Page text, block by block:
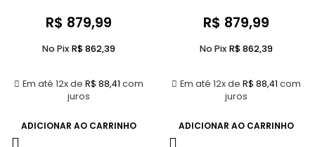
R$ 879,99
Em até 12x de R$ 88,41 com
juros
No Pix R$862,39
ADICIONAR AO CARRINHO
R$ 879,99
Em até 12x de R$ 88,41 com
juros
No Pix R$862,39
ADICIONAR AO CARRINHO